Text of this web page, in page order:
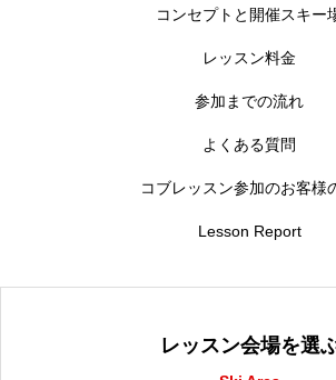
コンセプトと開催スキー
レッスン料金
参加までの流れ
よくある質問
コブレッスン参加のお客様
Lesson Report
レッスン会場を選